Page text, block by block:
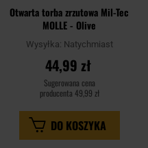
Otwarta torba zrzutowa Mil-Tec
MOLLE - Olive
Wysyłka: Natychmiast
44,99 zł
Sugerowana cena
producenta 49,99 zł
DO KOSZYKA